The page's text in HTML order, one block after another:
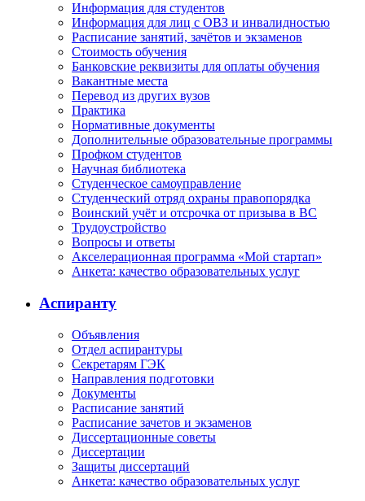
Информация для студентов
Информация для лиц с ОВЗ и инвалидностью
Расписание занятий, зачётов и экзаменов
Стоимость обучения
Банковские реквизиты для оплаты обучения
Вакантные места
Перевод из других вузов
Практика
Нормативные документы
Дополнительные образовательные программы
Профком студентов
Научная библиотека
Студенческое самоуправление
Студенческий отряд охраны правопорядка
Воинский учёт и отсрочка от призыва в ВС
Трудоустройство
Вопросы и ответы
Акселерационная программа «Мой стартап»
Анкета: качество образовательных услуг
Аспиранту
Объявления
Отдел аспирантуры
Секретарям ГЭК
Направления подготовки
Документы
Расписание занятий
Расписание зачетов и экзаменов
Диссертационные советы
Диссертации
Защиты диссертаций
Анкета: качество образовательных услуг